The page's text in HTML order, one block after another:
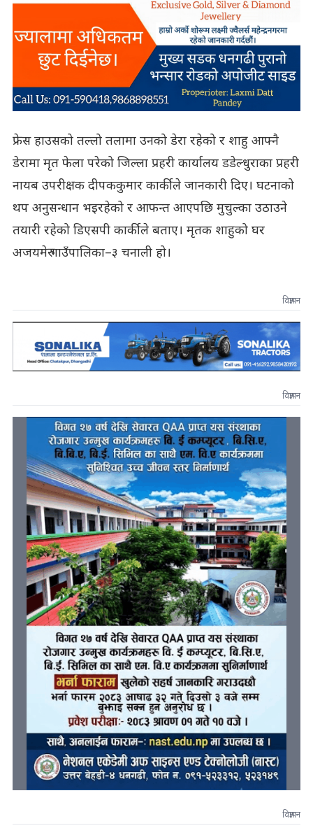
फ्रेस हाउसको तल्लो तलामा उनको डेरा रहेको र शाहु आफ्नै
डेरामा मृत फेला परेको जिल्ला प्रहरी कार्यालय डडेल्धुराका प्रहरी
नायब उपरीक्षक दीपककुमार कार्कीले जानकारी दिए। घटनाको
थप अनुसन्धान भइरहेको र आफन्त आएपछि मुचुल्का उठाउने
तयारी रहेको डिएसपी कार्कीले बताए। मृतक शाहुको घर
अजयमेरु गाउँपालिका–३ चनाली हो।
विज्ञापन
विज्ञापन
विज्ञापन